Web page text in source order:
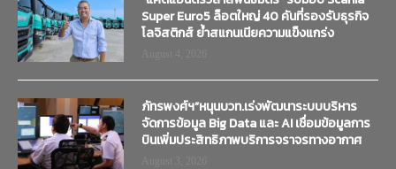
Super Euro5 ล็อตใหญ่ 40 คันที่รองรับธุรกิจ
โลจิสติกส์ ย้ำสแกนเนียความแข็งแกร่ง
ภัทรพงศ์ฯ”หนุนบวท.เร่งพัฒนาระบบบริหาร
จัดการข้อมูล Big Data และ AI เชื่อมข้อมูลการ
บินเพิ่มประสิทธิภาพบริการจราจรทางอากาศ